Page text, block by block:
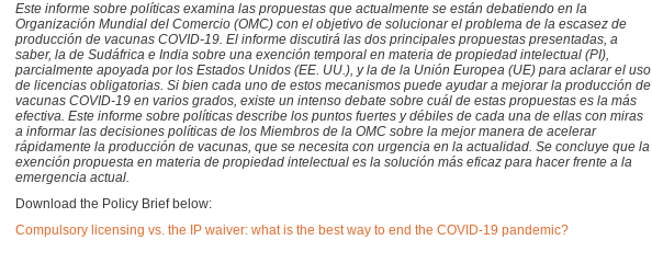
Este informe sobre políticas examina las propuestas que actualmente se están debatiendo en la
Organización Mundial del Comercio (OMC) con el objetivo de solucionar el problema de la escasez de
producción de vacunas COVID-19. El informe discutirá las dos principales propuestas presentadas, a
saber, la de Sudáfrica e India sobre una exención temporal en materia de propiedad intelectual (PI),
parcialmente apoyada por los Estados Unidos (EE. UU.), y la de la Unión Europea (UE) para aclarar el uso
de licencias obligatorias. Si bien cada uno de estos mecanismos puede ayudar a mejorar la producción de
vacunas COVID-19 en varios grados, existe un intenso debate sobre cuál de estas propuestas es la más
efectiva. Este informe sobre políticas describe los puntos fuertes y débiles de cada una de ellas con miras
a informar las decisiones políticas de los Miembros de la OMC sobre la mejor manera de acelerar
rápidamente la producción de vacunas, que se necesita con urgencia en la actualidad. Se concluye que la
exención propuesta en materia de propiedad intelectual es la solución más eficaz para hacer frente a la
emergencia actual.
Download the Policy Brief below:
Compulsory licensing vs. the IP waiver: what is the best way to end the COVID-19 pandemic?